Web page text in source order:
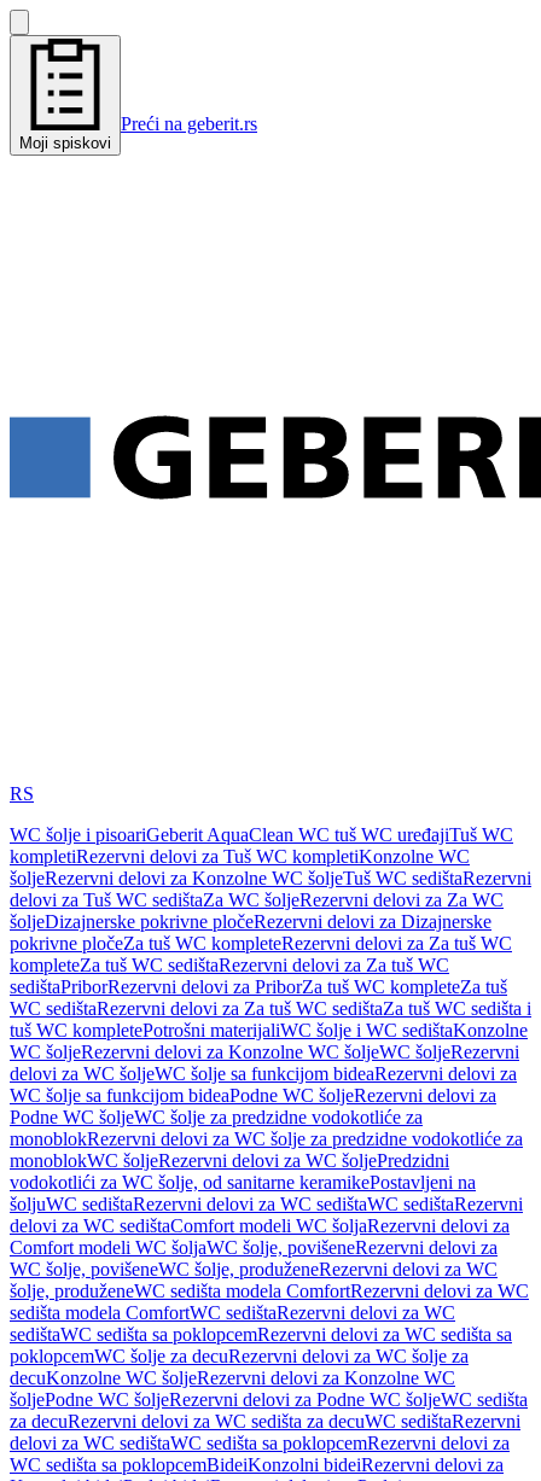
Moji spiskovi
Preći na geberit.rs
RS
WC šolje i pisoariGeberit AquaClean WC tuš WC uređajiTuš WC
kompletiRezervni delovi za Tuš WC kompletiKonzolne WC
šoljeRezervni delovi za Konzolne WC šoljeTuš WC sedištaRezervni
delovi za Tuš WC sedištaZa WC šoljeRezervni delovi za Za WC
šoljeDizajnerske pokrivne pločeRezervni delovi za Dizajnerske
pokrivne pločeZa tuš WC kompleteRezervni delovi za Za tuš WC
kompleteZa tuš WC sedištaRezervni delovi za Za tuš WC
sedištaPriborRezervni delovi za PriborZa tuš WC kompleteZa tuš
WC sedištaRezervni delovi za Za tuš WC sedištaZa tuš WC sedišta i
tuš WC kompletePotrošni materijaliWC šolje i WC sedištaKonzolne
WC šoljeRezervni delovi za Konzolne WC šoljeWC šoljeRezervni
delovi za WC šoljeWC šolje sa funkcijom bideaRezervni delovi za
WC šolje sa funkcijom bideaPodne WC šoljeRezervni delovi za
Podne WC šoljeWC šolje za predzidne vodokotliće za
monoblokRezervni delovi za WC šolje za predzidne vodokotliće za
monoblokWC šoljeRezervni delovi za WC šoljePredzidni
vodokotlići za WC šolje, od sanitarne keramikePostavljeni na
šoljuWC sedištaRezervni delovi za WC sedištaWC sedištaRezervni
delovi za WC sedištaComfort modeli WC šoljaRezervni delovi za
Comfort modeli WC šoljaWC šolje, povišeneRezervni delovi za
WC šolje, povišeneWC šolje, produženeRezervni delovi za WC
šolje, produženeWC sedišta modela ComfortRezervni delovi za WC
sedišta modela ComfortWC sedištaRezervni delovi za WC
sedištaWC sedišta sa poklopcemRezervni delovi za WC sedišta sa
poklopcemWC šolje za decuRezervni delovi za WC šolje za
decuKonzolne WC šoljeRezervni delovi za Konzolne WC
šoljePodne WC šoljeRezervni delovi za Podne WC šoljeWC sedišta
za decuRezervni delovi za WC sedišta za decuWC sedištaRezervni
delovi za WC sedištaWC sedišta sa poklopcemRezervni delovi za
WC sedišta sa poklopcemBideiKonzolni bideiRezervni delovi za